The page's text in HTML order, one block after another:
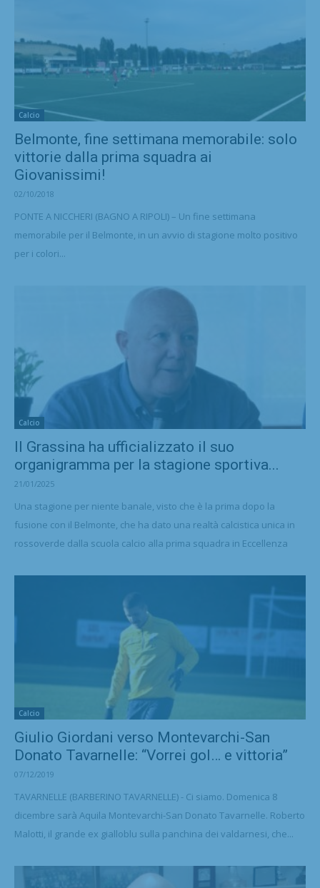
Calcio
Belmonte, fine settimana memorabile: solo
vittorie dalla prima squadra ai
Giovanissimi!
02/10/2018
PONTE A NICCHERI (BAGNO A RIPOLI) – Un fine settimana
memorabile per il Belmonte, in un avvio di stagione molto positivo
per i colori...
Calcio
Il Grassina ha ufficializzato il suo
organigramma per la stagione sportiva...
21/01/2025
Una stagione per niente banale, visto che è la prima dopo la
fusione con il Belmonte, che ha dato una realtà calcistica unica in
rossoverde dalla scuola calcio alla prima squadra in Eccellenza
Calcio
Giulio Giordani verso Montevarchi-San
Donato Tavarnelle: “Vorrei gol… e vittoria”
07/12/2019
TAVARNELLE (BARBERINO TAVARNELLE) - Ci siamo. Domenica 8
dicembre sarà Aquila Montevarchi-San Donato Tavarnelle. Roberto
Malotti, il grande ex gialloblu sulla panchina dei valdarnesi, che...